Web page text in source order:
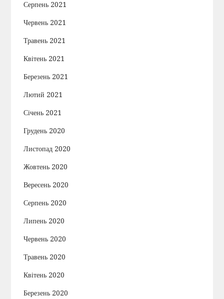
Серпень 2021
Червень 2021
Травень 2021
Квітень 2021
Березень 2021
Лютий 2021
Січень 2021
Грудень 2020
Листопад 2020
Жовтень 2020
Вересень 2020
Серпень 2020
Липень 2020
Червень 2020
Травень 2020
Квітень 2020
Березень 2020